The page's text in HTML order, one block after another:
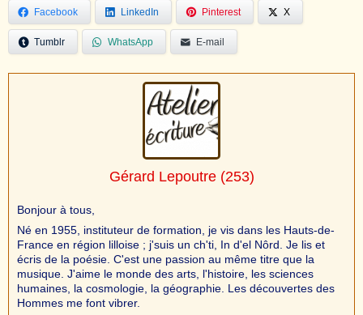
Facebook LinkedIn Pinterest X
Tumblr WhatsApp E-mail
Gérard Lepoutre(253)
Bonjour à tous,
Né en 1955, instituteur de formation, je vis dans les Hauts-de-
France en région lilloise ; j'suis un ch'ti, In d'el Nôrd. Je lis et
écris de la poésie. C'est une passion au même titre que la
musique. J'aime le monde des arts, l'histoire, les sciences
humaines, la cosmologie, la géographie. Les découvertes des
Hommes me font vibrer.